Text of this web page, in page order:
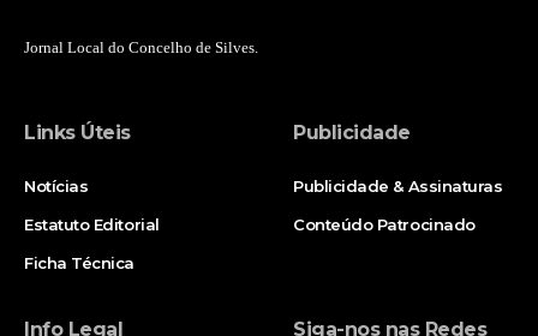
Jornal Local do Concelho de Silves.
Links Úteis
Notícias
Estatuto Editorial
Ficha Técnica
Publicidade
Publicidade & Assinaturas
Conteúdo Patrocinado
Info Legal Siga-nos nas Redes